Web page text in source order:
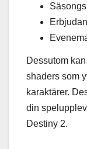
Dessutom
shaders som
karaktärer.
din
Destiny 2.